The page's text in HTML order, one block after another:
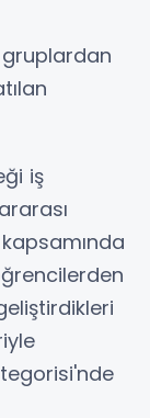
gruplardan
iş